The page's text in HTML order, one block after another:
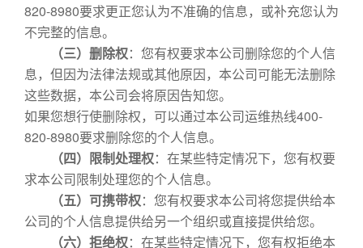
820-8980要求更正您认为不准确的信息，或补充您认为
不完整的信息。
（三）删除权：您有权要求本公司删除您的个人信
息，但因为法律法规或其他原因，本公司可能无法删除
这些数据，本公司会将原因告知您。
如果您想行使删除权，可以通过本公司运维热线400-
820-8980要求删除您的个人信息。
（四）限制处理权：在某些特定情况下，您有权要
求本公司限制处理您的个人信息。
（五）可携带权：您有权要求本公司将您提供给本
公司的个人信息提供给另一个组织或直接提供给您。
（六）拒绝权：在某些特定情况下，您有权拒绝本